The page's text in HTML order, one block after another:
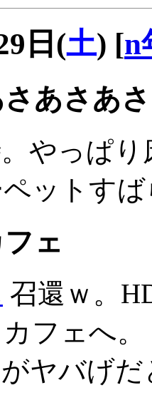
日(土) [n
あさあ
やっぱ
ットす
ェ
召還ｗ。
フェへ。
ヤバげ